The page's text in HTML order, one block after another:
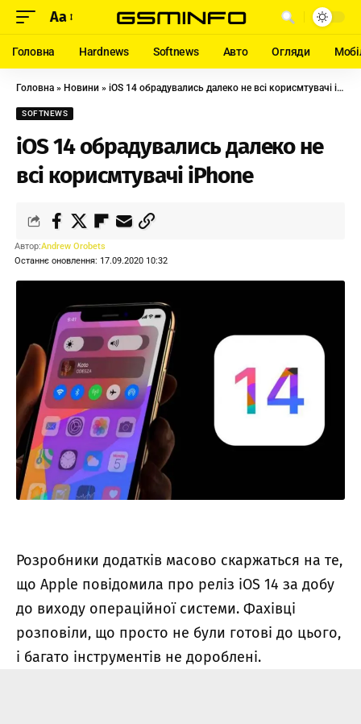
Aa
Головна Hardnews Softnews Авто Огляди
Головна » Новини » iOS 14 обрадувались далеко не всі корисмтувачі iPhone
SOFTNEWS
iOS 14 обрадувались далеко не
всі корисмтувачі iPhone
Останнє оновлення: 17.09.2020 10:32
Автор:Andrew Orobets
Розробники додатків масово скаржаться на те,
що Apple повідомила про реліз iOS 14 за добу
до виходу операційної системи. Фахівці
розповіли, що просто не були готові до цього,
і багато інструментів не дороблені.